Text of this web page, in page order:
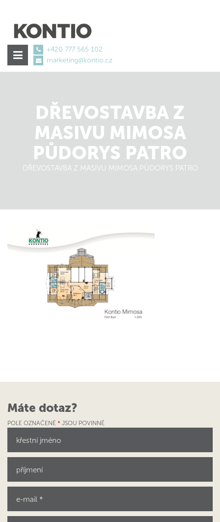
+420 777 565 102
marketing@kontio.cz
DŘEVOSTAVBA Z
MASIVU MIMOSA
PŮDORYS PATRO
DŘEVOSTAVBA Z MASIVU MIMOSA PŮDORYS PATRO
Máte dotaz?
POLE OZNAČENÉ * JSOU POVINNÉ